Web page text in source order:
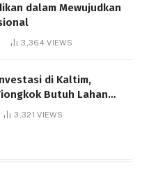
dalam Mewujudkan
3,364VIEWS
di Kaltim,
Butuh Lahan
3,321VIEWS